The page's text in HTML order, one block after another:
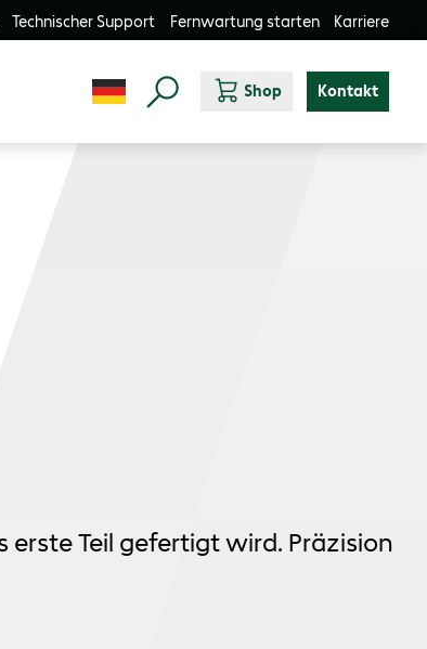
Technischer Support Fernwartung starten Karriere
Shop Kontakt
Teil gefertigt wird. Präzision